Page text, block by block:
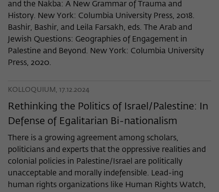
and the Nakba: A New Grammar of Trauma and
History. New York: Columbia University Press, 2018.
Bashir, Bashir, and Leila Farsakh, eds. The Arab and
Jewish Questions: Geographies of Engagement in
Palestine and Beyond. New York: Columbia University
Press, 2020.
KOLLOQUIUM, 17.12.2024
Rethinking the Politics of Israel/Palestine: In
Defense of Egalitarian Bi-nationalism
There is a growing agreement among scholars,
politicians and experts that the oppressive realities and
colonial policies in Palestine/Israel are politically
unacceptable and morally indefensible. Lead-ing
human rights organizations like Human Rights Watch,